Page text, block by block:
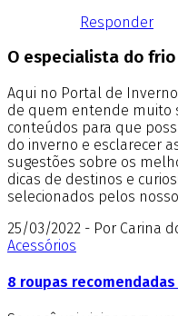
Responder
O especialista do frio
Aqui no Portal de
de quem entende muito
conteúdos para que
do inverno e esclarecer
sugestões sobre os
dicas de destinos e
selecionados pelos
25/03/2022 - Por Carina
Acessórios
8 roupas